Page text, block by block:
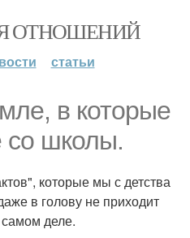
ОТНОШЕНИЙ
статьи
в которые
школы.
которые мы с детства
в голову не приходит
самом деле.